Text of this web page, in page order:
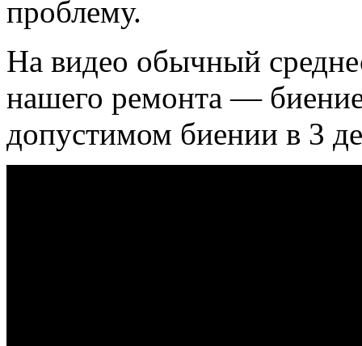
проблему.
На видео обычный
нашего ремонта —
допустимом биении в 3